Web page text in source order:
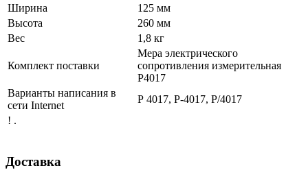
Ширина
125 мм
Высота
260 мм
Вес
1,8 кг
Комплект поставки
Мера электрического
сопротивления измерительная
Р4017
Варианты написания в
сети Internet
Р 4017, Р-4017, Р/4017
! .
Доставка